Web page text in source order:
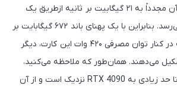
تعیین شده که سرعت آن مجدداً به ۲۱ گیگابیت بر ثانیه ازطریق یک
رابط گذرگاه ۲۵۶ بیتی می‌رسد. بنابراین با یک پهنای باند ۶۷۲ گیگابایت بر
ثانیه مواجه هستیم که در کنار توان مصرفی ۴۲۰ وات این کارت، دیگر
می‌دهند. همان‌طور که ملاحظه می‌کنید،
توان مصرفی این مدل تا حد زیادی به RTX 4090 نزدیک است و از آن